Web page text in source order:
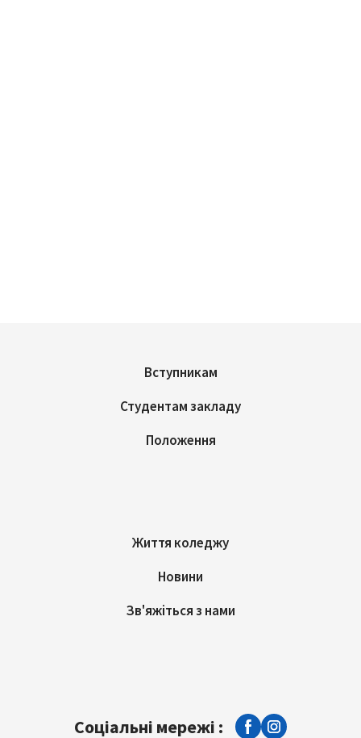
Вступникам
Студентам закладу
Положення
Життя коледжу
Новини
Зв'яжіться з нами
Соціальні мережі :